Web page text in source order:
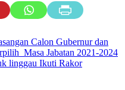
Calon Gubernur dan
Masa Jabatan 2021-2024
linggau Ikuti Rakor